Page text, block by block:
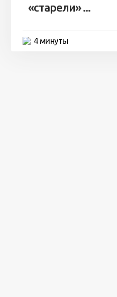
«старели» ...
4 минуты